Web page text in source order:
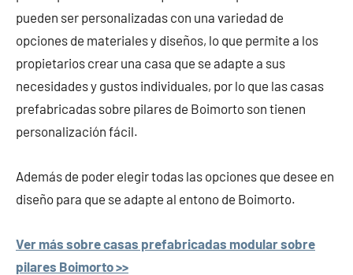
pueden ser personalizadas con una variedad de
opciones de materiales y diseños, lo que permite a los
propietarios crear una casa que se adapte a sus
necesidades y gustos individuales, por lo que las casas
prefabricadas sobre pilares de Boimorto son tienen
personalización fácil.
Además de poder elegir todas las opciones que desee en
diseño para que se adapte al entono de Boimorto.
Ver más sobre casas prefabricadas modular sobre
pilares Boimorto >>